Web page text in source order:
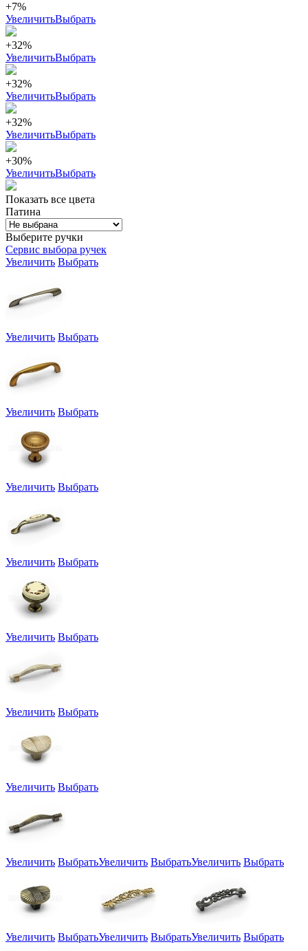
+7%
УвеличитьВыбрать
+32%
УвеличитьВыбрать
+32%
УвеличитьВыбрать
+32%
УвеличитьВыбрать
+30%
УвеличитьВыбрать
Показать все цвета
Патина
Выберите ручки
Сервис выбора ручек
Увеличить Выбрать
Увеличить Выбрать
Увеличить Выбрать
Увеличить Выбрать
Увеличить Выбрать
Увеличить Выбрать
Увеличить Выбрать
Увеличить Выбрать
Увеличить ВыбратьУвеличить ВыбратьУвеличить Выбрать
Увеличить ВыбратьУвеличить ВыбратьУвеличить Выбрать